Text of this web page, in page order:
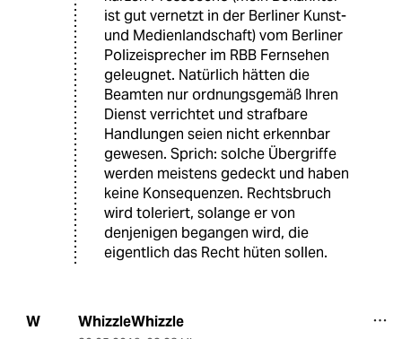
ist gut vernetzt in der Berliner Kunst-
und Medienlandschaft) vom Berliner
Polizeisprecher im RBB Fernsehen
geleugnet. Natürlich hätten die
Beamten nur ordnungsgemäß Ihren
Dienst verrichtet und strafbare
Handlungen seien nicht erkennbar
gewesen. Sprich: solche Übergriffe
werden meistens gedeckt und haben
keine Konsequenzen. Rechtsbruch
wird toleriert, solange er von
denjenigen begangen wird, die
eigentlich das Recht hüten sollen.
W WhizzleWhizzle